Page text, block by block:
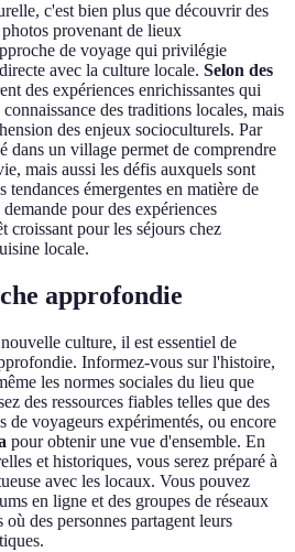
c'est bien plus que découvrir des
provenant de lieux
de voyage qui privilégie
avec la culture locale. Selon des
des expériences enrichissantes qui
des traditions locales, mais
des enjeux socioculturels. Par
dans un village permet de comprendre
mais aussi les défis auxquels sont
tendances émergentes en matière de
pour des expériences
croissant pour les séjours chez
locale.
approfondie
culture, il est essentiel de
Informez-vous sur l'histoire,
les normes sociales du lieu que
des ressources fiables telles que des
de voyageurs expérimentés, ou encore
pour obtenir une vue d'ensemble. En
et historiques, vous serez préparé à
avec les locaux. Vous pouvez
en ligne et des groupes de réseaux
des personnes partagent leurs